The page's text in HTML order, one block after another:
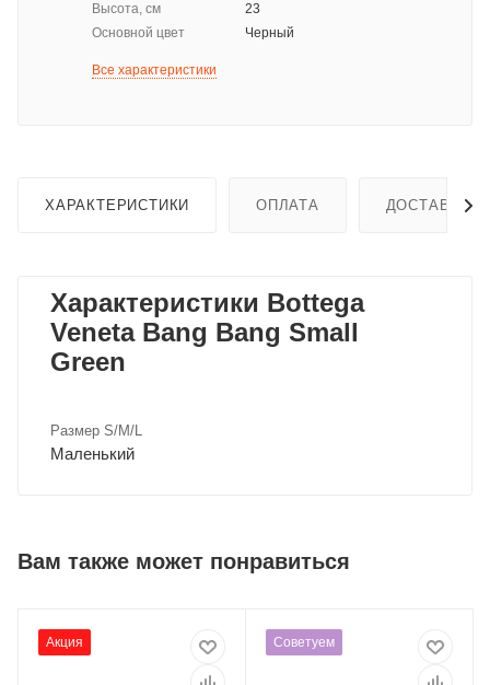
Высота, см
23
Основной цвет
Черный
Все характеристики
ХАРАКТЕРИСТИКИ ОПЛАТА ДОСТАВКА
Характеристики Bottega
Veneta Bang Bang Small
Green
Размер S/M/L
Маленький
Вам также может понравиться
Акция Советуем